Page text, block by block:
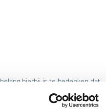
hierbij is te bedenken dat